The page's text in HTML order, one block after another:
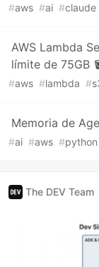
#aws #ai #claude
AWS Lambda
límite de 75GB
#aws #lambda #
Memoria de
#ai #aws #python
The DEV Team